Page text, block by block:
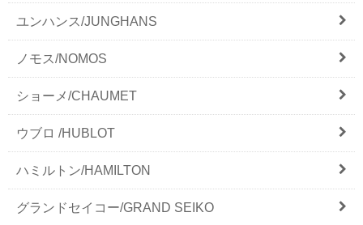
ユンハンス/JUNGHANS
ノモス/NOMOS
ショーメ/CHAUMET
ウブロ /HUBLOT
ハミルトン/HAMILTON
グランドセイコー/GRAND SEIKO